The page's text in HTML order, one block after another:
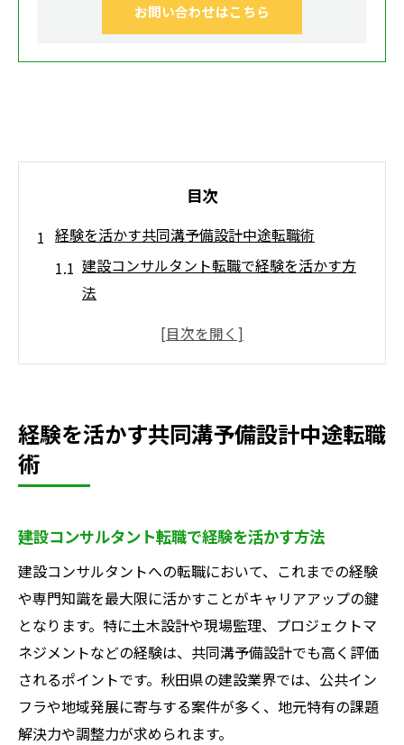
お問い合わせはこちら
目次
経験を活かす共同溝予備設計中途転職術
建設コンサルタント転職で経験を活かす方
法
共同溝予備設計の中途採用に強みを発揮す
業界未経験でも挑戦できる共同溝予備設計
建設コンサルタントの年収相場と実際の違
いとは
共同溝予備設計職で年収アップを目指す具
体策
秋田県内の建設コンサルタント年収動向を
読み解く
経験を活かす共同溝予備設計中途転職
術
建設コンサルタント転職で経験を活かす方法
建設コンサルタントへの転職において、これまでの経験
や専門知識を最大限に活かすことがキャリアアップの鍵
となります。特に土木設計や現場監理、プロジェクトマ
ネジメントなどの経験は、共同溝予備設計でも高く評価
されるポイントです。秋田県の建設業界では、公共イン
フラや地域発展に寄与する案件が多く、地元特有の課題
解決力や調整力が求められます。